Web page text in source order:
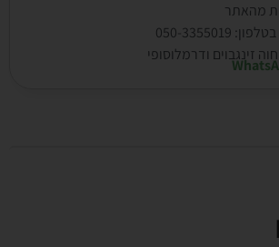
מהאתר
3355019
זינגבוים ודרמלוסופי